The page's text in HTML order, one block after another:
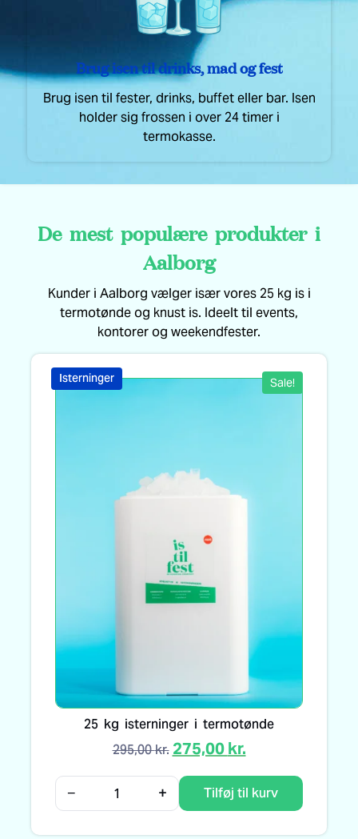
Brug isen til drinks, mad og fest
Brug isen til fester, drinks, buffet eller bar. Isen
holder sig frossen i over 24 timer i
termokasse.
De mest populære produkter i
Aalborg
Kunder i Aalborg vælger især vores 25 kg is i
termotønde og knust is. Ideelt til events,
kontorer og weekendfester.
Sale!
25 kg isterninger i termotønde
295,00kr. 275,00kr.
− + Tilføj til kurv
Isterninger